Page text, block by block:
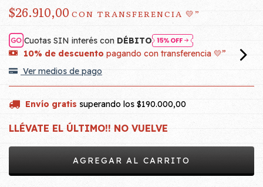
$26.910,00 CON TRANSFERENCIA 💛”
Cuotas SIN interés con DÉBITO
10% de descuento pagando con transferencia 💛”
Ver medios de pago
Envío gratis superando los $190.000,00
LLÉVATE EL ÚLTIMO!! NO VUELVE